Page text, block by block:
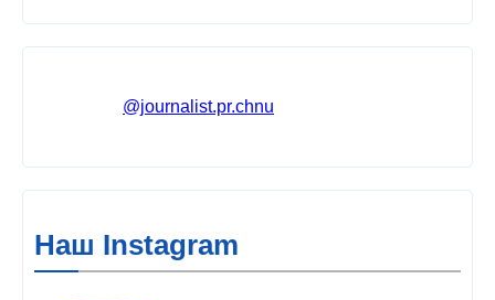
@journalist.pr.chnu
Наш Instagram